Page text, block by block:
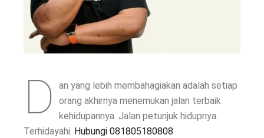
D
an yang lebih membahagiakan adalah setiap
orang akhirnya menemukan jalan terbaik
kehidupannya. Jalan petunjuk hidupnya.
Terhidayahi. Hubungi 081805180808